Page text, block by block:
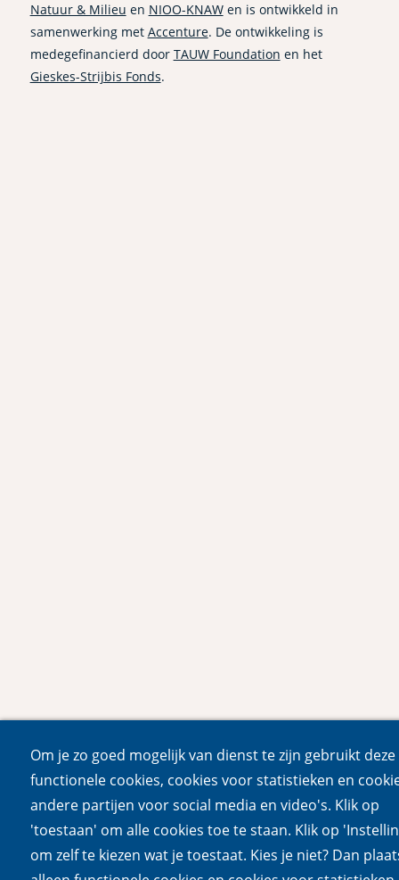
Om je zo goed mogelijk van dienst te zijn gebruikt
functionele cookies, cookies voor statistieken en
andere partijen voor social media en video's. Klik op
'toestaan' om alle cookies toe te staan. Klik op
om zelf te kiezen wat je toestaat. Kies je niet? Dan
Natuur & Milieu en NIOO-KNAWen is ontwikkeld in
samenwerking met Accenture. De ontwikkeling is
medegefinancierd door TAUW Foundation en het
Gieskes-Strijbis Fonds.